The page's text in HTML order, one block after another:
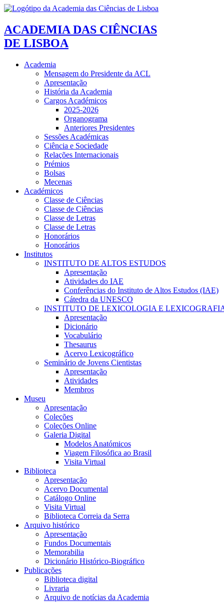
ACADEMIA DAS CIÊNCIAS
DE LISBOA
Academia
Mensagem do Presidente da ACL
Apresentação
História da Academia
Cargos Académicos
2025-2026
Organograma
Anteriores Presidentes
Sessões Académicas
Ciência e Sociedade
Relações Internacionais
Prémios
Bolsas
Mecenas
Académicos
Classe de Ciências
Classe de Ciências
Classe de Letras
Classe de Letras
Honorários
Honorários
Institutos
INSTITUTO DE ALTOS ESTUDOS
Apresentação
Atividades do IAE
Conferências do Instituto de Altos Estudos (IAE)
Cátedra da UNESCO
INSTITUTO DE LEXICOLOGIA E
Apresentação
Dicionário
Vocabulário
Thesaurus
Acervo Lexicográfico
Seminário de Jovens Cientistas
Apresentação
Atividades
Membros
Museu
Apresentação
Coleções
Coleções Online
Galeria Digital
Modelos Anatómicos
Viagem Filosófica ao Brasil
Visita Virtual
Biblioteca
Apresentação
Acervo Documental
Catálogo Online
Visita Virtual
Biblioteca Correia da Serra
Arquivo histórico
Apresentação
Fundos Documentais
Memorabilia
Dicionário Histórico-Biográfico
Publicações
Biblioteca digital
Livraria
Arquivo de notícias da Academia